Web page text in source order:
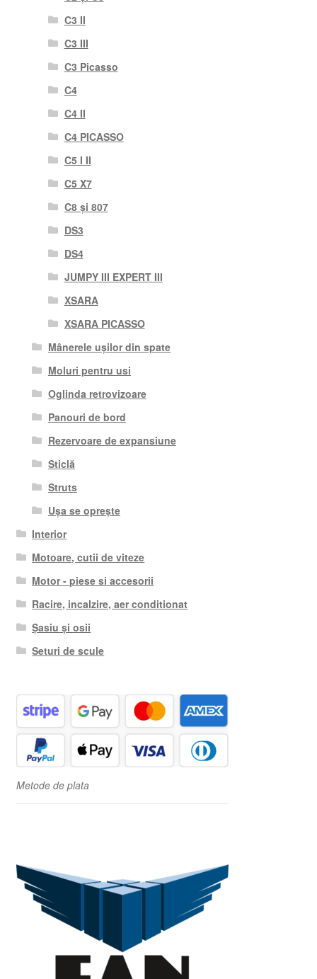
C3 II
C3 III
C3 Picasso
C4
C4 II
C4 PICASSO
C5 I II
C5 X7
C8 și 807
DS3
DS4
JUMPY III EXPERT III
XSARA
XSARA PICASSO
Mânerele ușilor din spate
Moluri pentru usi
Oglinda retrovizoare
Panouri de bord
Rezervoare de expansiune
Sticlă
Struts
Ușa se oprește
Interior
Motoare, cutii de viteze
Motor - piese si accesorii
Racire, incalzire, aer conditionat
Șasiu și osii
Seturi de scule
Metode de plata